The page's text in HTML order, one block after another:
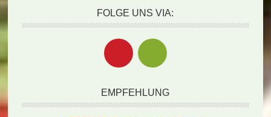
FOLGE UNS VIA:
EMPFEHLUNG